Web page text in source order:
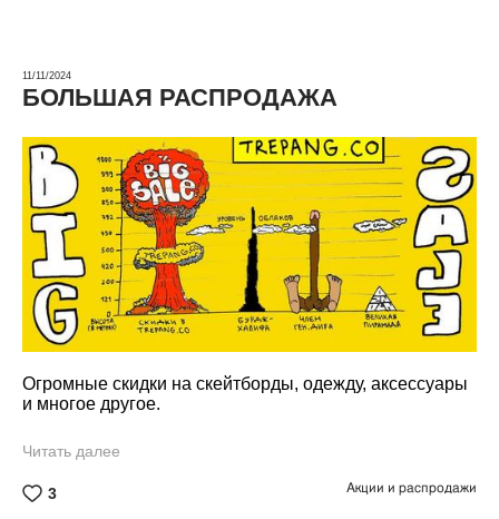
Огромные скидки на скейтборды, одежду, аксессуары
и многое другое.
Читать далее
3 Акции и распродажи
11/11/2024
БОЛЬШАЯ РАСПРОДАЖА